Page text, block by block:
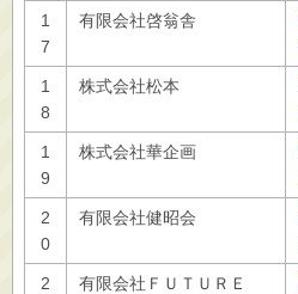
1
7
有限会社啓翁舎
1
8
株式会社松本
1
9
株式会社華企画
2
0
有限会社健昭会
2 有限会社ＦＵＴＵＲＥ